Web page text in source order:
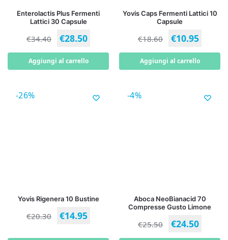
Enterolactis Plus Fermenti
Lattici 30 Capsule
€34.40 €28.50
Aggiungi al carrello
Yovis Caps Fermenti Lattici 10
Capsule
€18.60 €10.95
Aggiungi al carrello
-26%
Yovis Rigenera 10 Bustine
€20.30 €14.95
-4%
Aboca NeoBianacid 70
Compresse Gusto Limone
€25.50 €24.50